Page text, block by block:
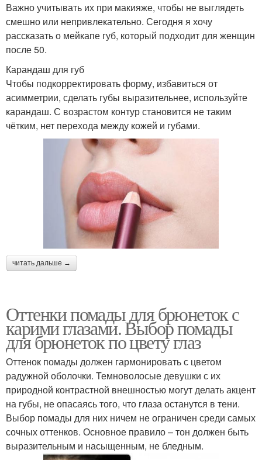
Важно учитывать их при макияже, чтобы не выглядеть
смешно или непривлекательно. Сегодня я хочу
рассказать о мейкапе губ, который подходит для женщин
после 50.
Карандаш для губ
Чтобы подкорректировать форму, избавиться от
асимметрии, сделать губы выразительнее, используйте
карандаш. С возрастом контур становится не таким
чётким, нет перехода между кожей и губами.
читать дальше →
Оттенки помады для брюнеток с
карими глазами. Выбор помады
для брюнеток по цвету глаз
Оттенок помады должен гармонировать с цветом
радужной оболочки. Темноволосые девушки с их
природной контрастной внешностью могут делать акцент
на губы, не опасаясь того, что глаза останутся в тени.
Выбор помады для них ничем не ограничен среди самых
сочных оттенков. Основное правило – тон должен быть
выразительным и насыщенным, не бледным.